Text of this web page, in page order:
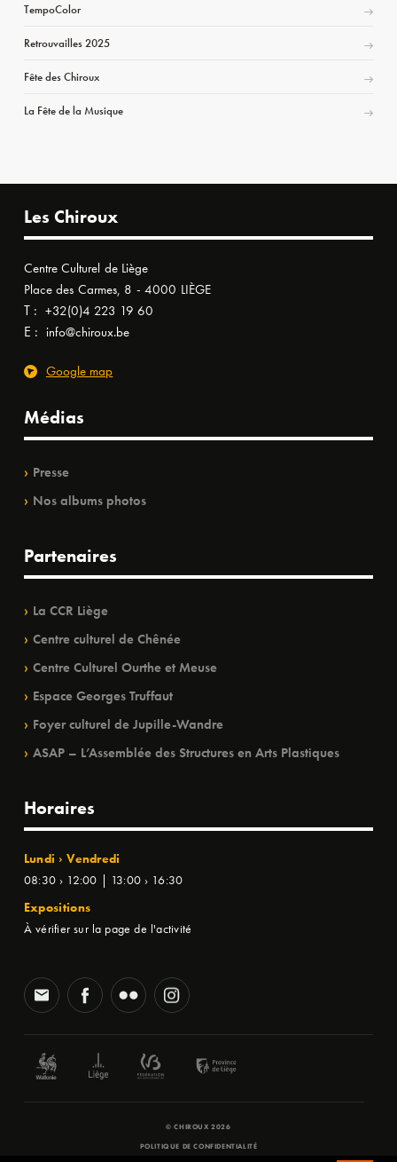
TempoColor
Retrouvailles 2025
Fête des Chiroux
La Fête de la Musique
Les Chiroux
Centre Culturel de Liège
Place des Carmes, 8 - 4000 LIÈGE
T : +32(0)4 223 19 60
E : info@chiroux.be
Google map
Médias
Presse
Nos albums photos
Partenaires
La CCR Liège
Centre culturel de Chênée
Centre Culturel Ourthe et Meuse
Espace Georges Truffaut
Foyer culturel de Jupille-Wandre
ASAP – L’Assemblée des Structures en Arts Plastiques
Horaires
Lundi › Vendredi
08:30 › 12:00 | 13:00 › 16:30
Expositions
À vérifier sur la page de l'activité
© CHIROUX 2026
POLITIQUE DE CONFIDENTIALITÉ